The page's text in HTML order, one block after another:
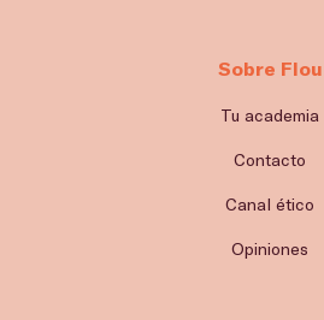
Sobre Flou
Tu academia
Contacto
Canal ético
Opiniones